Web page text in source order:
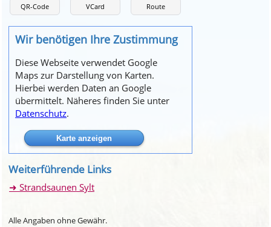
QR-Code VCard Route
Wir benötigen Ihre Zustimmung
Diese Webseite verwendet Google
Maps zur Darstellung von Karten.
Hierbei werden Daten an Google
übermittelt. Näheres finden Sie unter
Datenschutz.
Weiterführende Links
Strandsaunen Sylt
Alle Angaben ohne Gewähr.